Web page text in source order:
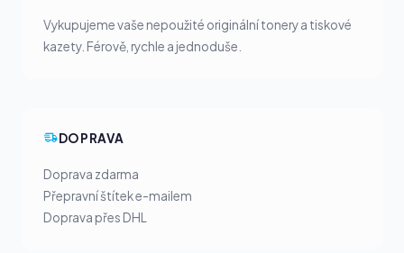
Vykupujeme vaše nepoužité originální tonery a tiskové
kazety. Férově, rychle a jednoduše.
DOPRAVA
Doprava zdarma
Přepravní štítek e-mailem
Doprava přes DHL